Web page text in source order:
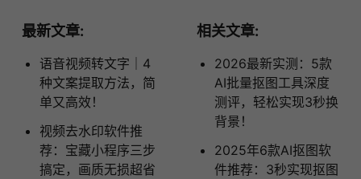
最新文章:
语音视频转文字｜4
种文案提取方法，简
单又高效！
视频去水印软件推
荐：宝藏小程序三步
搞定，画质无损超省
相关文章:
2026最新实测：5款
AI批量抠图工具深度
测评，轻松实现3秒换
背景！
2025年6款AI抠图软
件推荐：3秒实现抠图